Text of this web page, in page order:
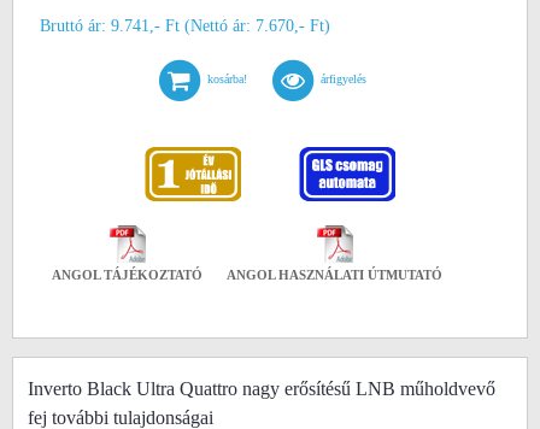
Bruttó ár: 9.741,- Ft (Nettó ár: 7.670,- Ft)
kosárba! árfigyelés
ANGOL TÁJÉKOZTATÓ ANGOL HASZNÁLATI ÚTMUTATÓ
Inverto Black Ultra Quattro nagy erősítésű LNB műholdvevő
fej további tulajdonságai